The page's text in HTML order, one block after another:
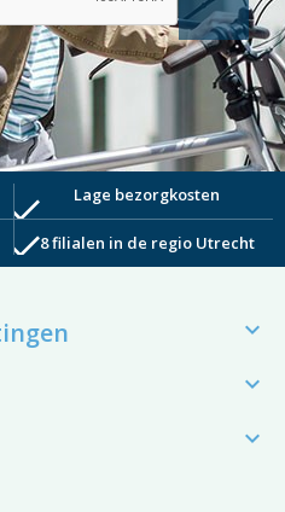
check Lage bezorgkosten
check8 filialen in de regio Utrecht


